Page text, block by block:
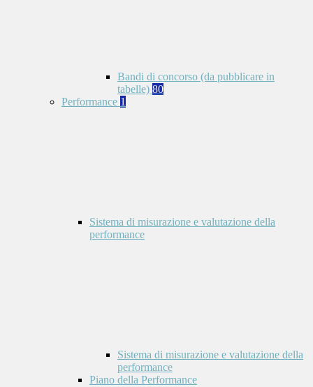
Bandi di concorso (da pubblicare in
tabelle) 80
Performance 1
Sistema di misurazione e valutazione della
performance
Sistema di misurazione e valutazione della
performance
Piano della Performance